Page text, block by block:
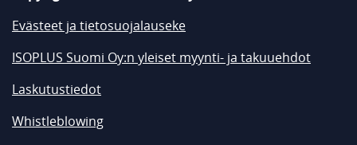
Evästeet ja tietosuojalauseke
ISOPLUS Suomi Oy:n yleiset myynti- ja takuuehdot
Laskutustiedot
Whistleblowing